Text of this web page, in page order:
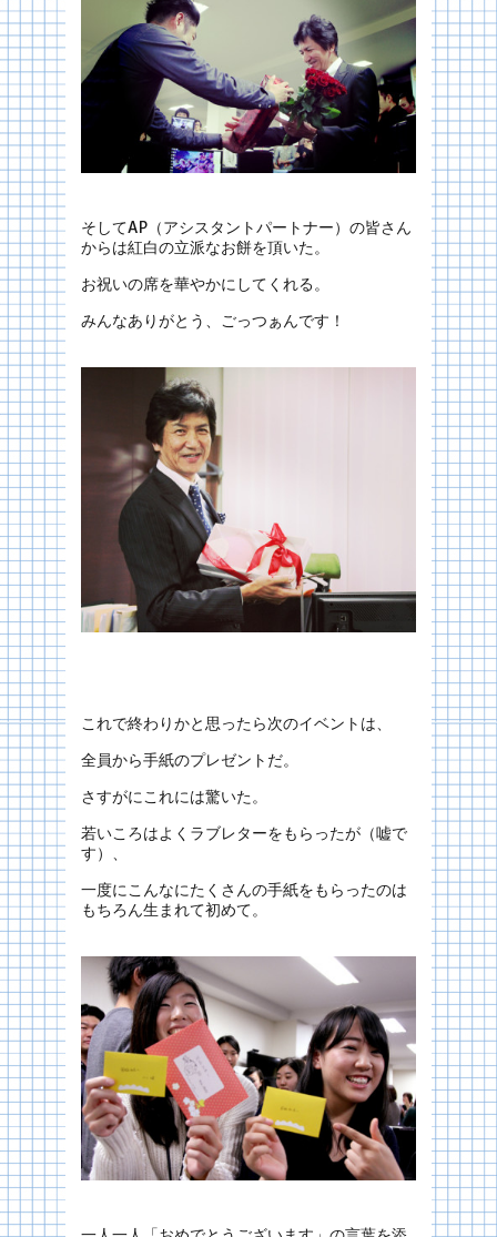
そしてAP（アシスタントパートナー）の皆さん
からは紅白の立派なお餅を頂いた。
お祝いの席を華やかにしてくれる。
みんなありがとう、ごっつぁんです！
これで終わりかと思ったら次のイベントは、
全員から手紙のプレゼントだ。
さすがにこれには驚いた。
若いころはよくラブレターをもらったが（嘘で
す）、
一度にこんなにたくさんの手紙をもらったのは
もちろん生まれて初めて。